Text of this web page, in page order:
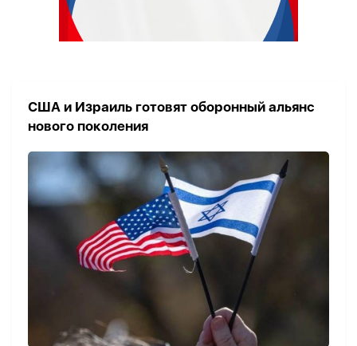
США и Израиль готовят оборонный альянс
нового поколения